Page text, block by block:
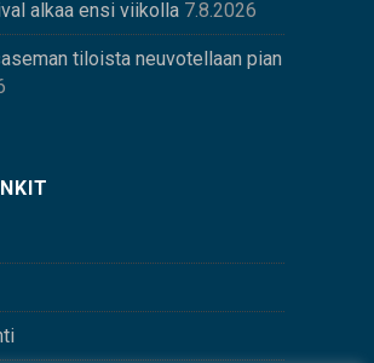
alkaa ensi viikolla 7.8.2026
tiloista neuvotellaan pian